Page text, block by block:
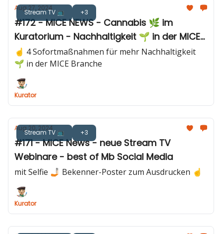
Stream TV 📺 +3
Aug 27, 2024
#172 - MICE NEWS - Cannabis 🌿 im
Kuratorium - Nachhaltigkeit 🌱 in der MICE
Branche?
☝️ 4 Sofortmaßnahmen für mehr Nachhaltigkeit
🌱 in der MICE Branche
Kurator
Stream TV 📺 +3
Aug 20, 2024
#171 - MICE News - neue Stream TV
Webinare - best of Mb Social Media
mit Selfie 🤳🏻 Bekenner-Poster zum Ausdrucken ☝️
Kurator